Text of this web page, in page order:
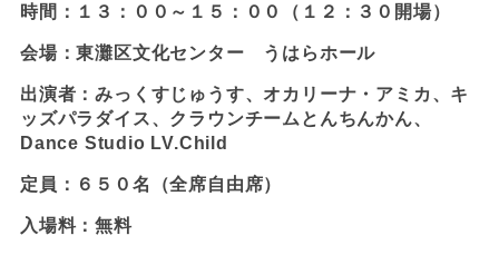
時間：１３：００～１５：００（１２：３０開場）
会場：東灘区文化センター うはらホール
出演者：みっくすじゅうす、オカリーナ・アミカ、キ
ッズパラダイス、クラウンチームとんちんかん、
Dance Studio LV.Child
定員：６５０名（全席自由席）
入場料：無料